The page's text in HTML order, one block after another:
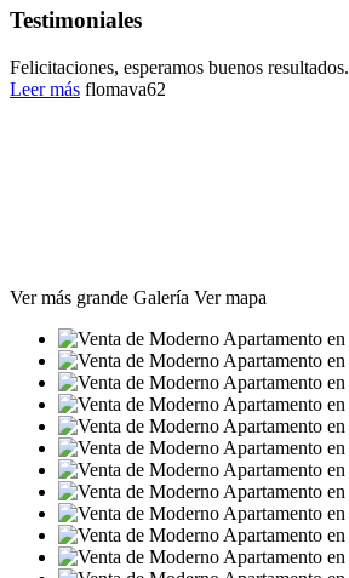
Testimoniales
Felicitaciones, esperamos buenos resultados.
Leer más flomava62
Ver más grande Galería Ver mapa